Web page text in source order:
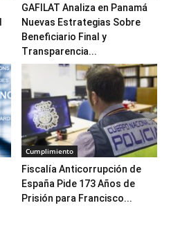
GAFILAT Analiza en Panamá
Nuevas Estrategias Sobre
Beneficiario Final y
Transparencia...
Cumplimiento
Fiscalía Anticorrupción de
España Pide 173 Años de
Prisión para Francisco...